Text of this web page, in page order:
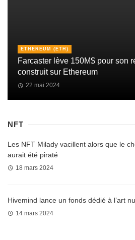
ETHEREUM (ETH)
Farcaster lève 150M$ pour son
construit sur Ethereum
22 mai 2024
NFT
Les NFT Milady vacillent alors que le
aurait été piraté
18 mars 2024
Hivemind lance un fonds dédié à l’art
14 mars 2024